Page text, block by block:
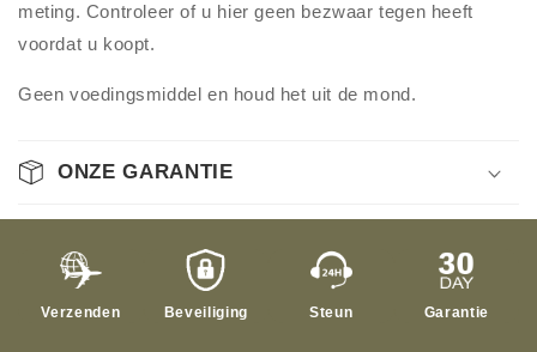
meting. Controleer of u hier geen bezwaar tegen heeft
voordat u koopt.
Geen voedingsmiddel en houd het uit de mond.
ONZE GARANTIE
Verzenden Beveiliging Steun Garantie